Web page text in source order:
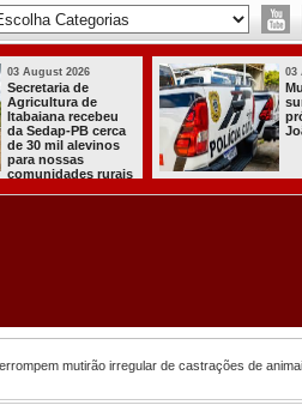
03 August 2026
PT oficializa
candidatura de Lula
para concorrer ao
quarto mandato de
presidente
03
mutirão irregular de castrações de